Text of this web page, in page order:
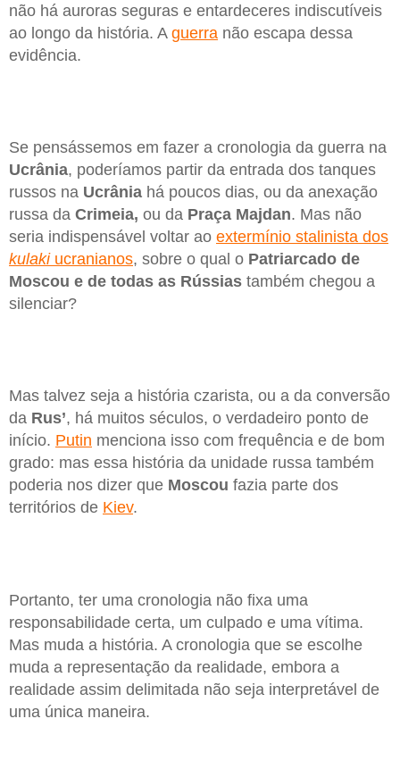
não há auroras seguras e entardeceres indiscutíveis
ao longo da história. A guerra não escapa dessa
evidência.
Se pensássemos em fazer a cronologia da guerra na
Ucrânia, poderíamos partir da entrada dos tanques
russos na Ucrânia há poucos dias, ou da anexação
russa da Crimeia, ou da Praça Majdan. Mas não
seria indispensável voltar ao extermínio stalinista dos
kulakiucranianos, sobre o qual o Patriarcado de
Moscou e de todas as Rússias também chegou a
silenciar?
Mas talvez seja a história czarista, ou a da conversão
da Rus’, há muitos séculos, o verdadeiro ponto de
início. Putin menciona isso com frequência e de bom
grado: mas essa história da unidade russa também
poderia nos dizer que Moscou fazia parte dos
territórios de Kiev.
Portanto, ter uma cronologia não fixa uma
responsabilidade certa, um culpado e uma vítima.
Mas muda a história. A cronologia que se escolhe
muda a representação da realidade, embora a
realidade assim delimitada não seja interpretável de
uma única maneira.